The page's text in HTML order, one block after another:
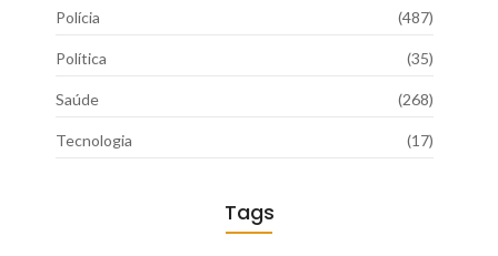
Polícia (487)
Política (35)
Saúde (268)
Tecnologia (17)
Tags